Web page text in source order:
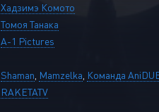
Хадзимэ Комото
Томоя Танака
A-1 Pictures
Shaman Mamzelka Команда
RAKETATV